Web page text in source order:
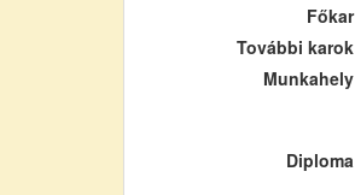
Főkar
További karok
Munkahely
Diploma